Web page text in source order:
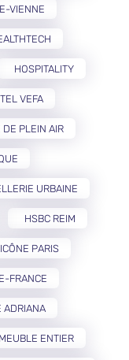
VIENNE
HOSPITALITY
VEFA
DE PLEIN AIR
URBAINE
HSBC REIM
ICÔNE PARIS
FRANCE
ADRIANA
ENTIER